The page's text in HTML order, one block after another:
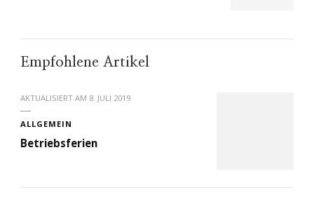
Empfohlene Artikel
AKTUALISIERT AM 8. JULI 2019
ALLGEMEIN
Betriebsferien